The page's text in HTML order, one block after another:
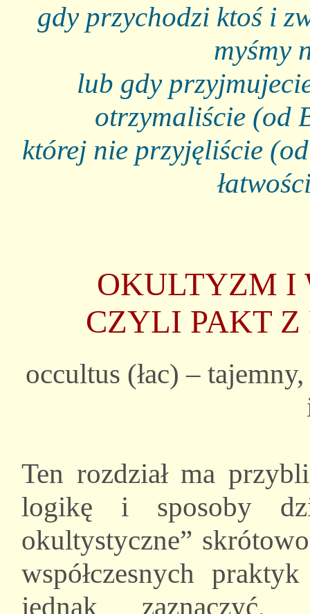
gdy przychodzi ktoś i
myśmy
lub gdy
otrzymaliście (od
której nie przyjęliście
OKULTYZM I
CZYLI PAKT Z
occultus (łac) –
Ten rozdział ma
logikę i sposoby
okultystyczne”
współczesnych
jednak